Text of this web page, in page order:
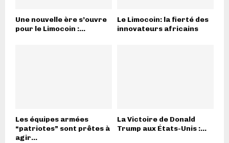
Une nouvelle ère s’ouvre
pour le Limocoin :...
Le Limocoin: la fierté des
innovateurs africains
Les équipes armées
“patriotes” sont prêtes à
agir...
La Victoire de Donald
Trump aux États-Unis :...